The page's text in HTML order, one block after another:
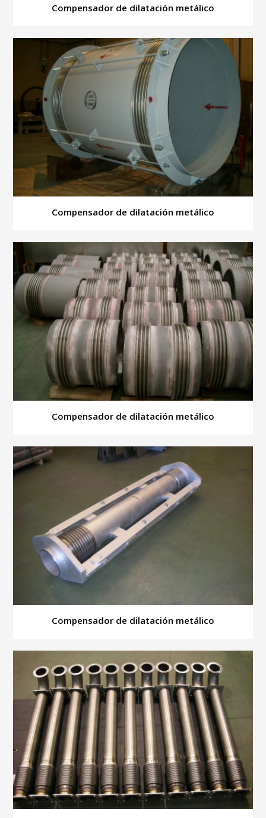
Compensador de dilatación metálico
Compensador de dilatación metálico
Compensador de dilatación metálico
Compensador de dilatación metálico